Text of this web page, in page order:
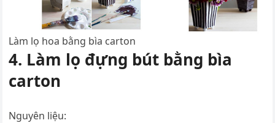
Làm lọ hoa bằng bìa carton
4. Làm lọ đựng bút bằng bìa
carton
Nguyên liệu: